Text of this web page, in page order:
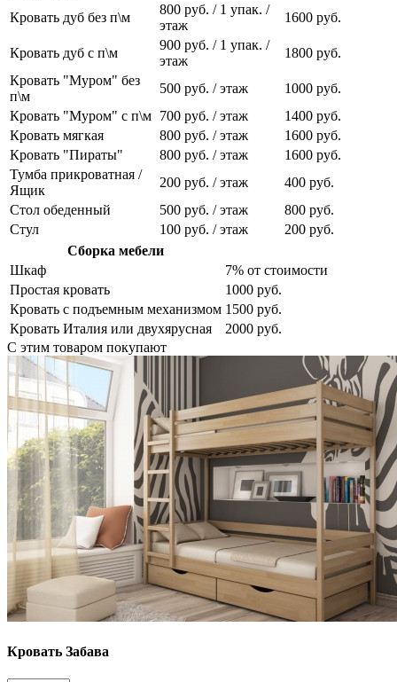
Кровать дуб без п\м
800 руб. / 1 упак. /
этаж
1600 руб.
Кровать дуб с п\м
900 руб. / 1 упак. /
этаж
1800 руб.
Кровать "Муром" без
п\м
500 руб. / этаж
1000 руб.
Кровать "Муром" с п\м 700 руб. / этаж
1400 руб.
Кровать мягкая
800 руб. / этаж
1600 руб.
Кровать "Пираты"
800 руб. / этаж
1600 руб.
Тумба прикроватная /
Ящик
200 руб. / этаж
400 руб.
Стол обеденный
500 руб. / этаж
800 руб.
Стул
100 руб. / этаж
200 руб.
Сборка мебели
Шкаф
7% от стоимости
Простая кровать
1000 руб.
Кровать с подъемным механизмом 1500 руб.
Кровать Италия или двухярусная
2000 руб.
С этим товаром покупают
Кровать Забава